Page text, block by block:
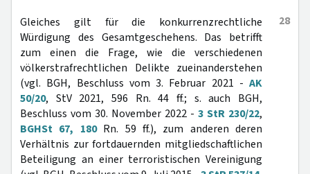
28
Gleiches gilt für die konkurrenzrechtliche
Würdigung des Gesamtgeschehens. Das betrifft
zum einen die Frage, wie die verschiedenen
völkerstrafrechtlichen Delikte zueinanderstehen
(vgl. BGH, Beschluss vom 3. Februar 2021 - AK
50/20, StV 2021, 596 Rn. 44 ff.; s. auch BGH,
Beschluss vom 30. November 2022 - 3 StR 230/22,
BGHSt 67, 180Rn. 59 ff.), zum anderen deren
Verhältnis zur fortdauernden mitgliedschaftlichen
Beteiligung an einer terroristischen Vereinigung